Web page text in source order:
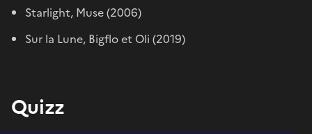
Starlight, Muse (2006)
Sur la Lune, Bigflo et Oli (2019)
Quizz